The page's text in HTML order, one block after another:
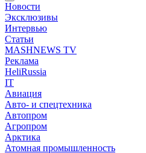
Новости
Эксклюзивы
Интервью
Статьи
MASHNEWS TV
Реклама
HeliRussia
IT
Авиация
Авто- и спецтехника
Автопром
Агропром
Арктика
Атомная промышленность